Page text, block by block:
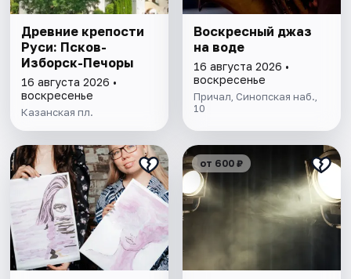
Древние крепости
Руси: Псков-
Изборск-Печоры
16 августа 2026 •
воскресенье
Казанская пл.
Воскресный джаз
на воде
16 августа 2026 •
воскресенье
Причал, Синопская наб.,
10
от 600 ₽